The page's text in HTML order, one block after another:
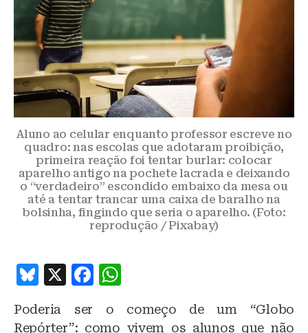
Aluno ao celular enquanto professor escreve no
quadro: nas escolas que adotaram proibição,
primeira reação foi tentar burlar: colocar
aparelho antigo na pochete lacrada e deixando
o “verdadeiro” escondido embaixo da mesa ou
até a tentar trancar uma caixa de baralho na
bolsinha, fingindo que seria o aparelho. (Foto:
reprodução / Pixabay)
B
e
X
F
c
at
Poderia ser o começo de um “Globo
Repórter”: como vivem os alunos que não